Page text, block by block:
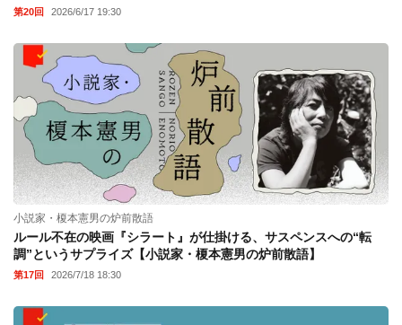
第20回 2026/6/17 19:30
小説家・榎本憲男の炉前散語
ルール不在の映画『シラート』が仕掛ける、サスペンスへの“転
調”というサプライズ【小説家・榎本憲男の炉前散語】
第17回 2026/7/18 18:30